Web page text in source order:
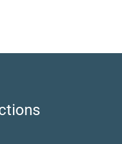
– quatre en un peu plus
: celle des rapports de
en autant d’individus